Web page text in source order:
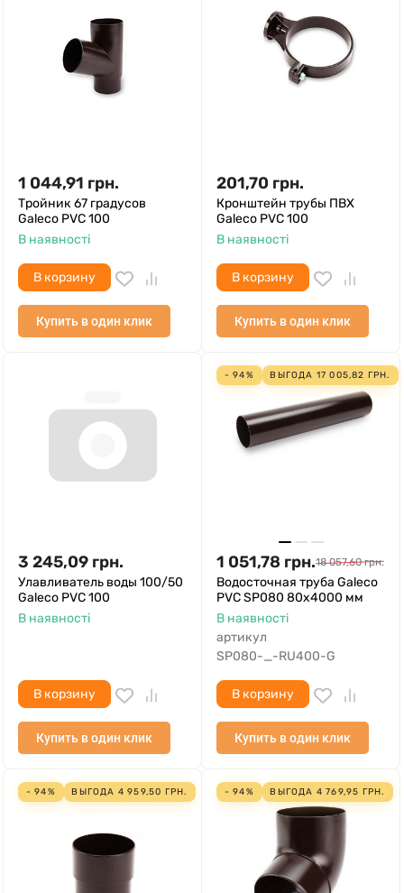
1 044,91 грн.
Тройник 67 градусов
Galeco PVC 100
В наявності
В корзину
Купить в один клик
201,70 грн.
Кронштейн трубы ПВХ
Galeco PVC 100
В наявності
В корзину
Купить в один клик
3 245,09 грн.
Улавливатель воды 100/50
Galeco PVC 100
В наявності
В корзину
Купить в один клик
- 94% ВЫГОДА 17 005,82 ГРН.
1 051,78 грн.18 057,60 грн.
Водосточная труба Galeco
PVC SP080 80х4000 мм
В наявності
артикул
SP080-_-RU400-G
В корзину
Купить в один клик
- 94% ВЫГОДА 4 959,50 ГРН. - 94% ВЫГОДА 4 769,95 ГРН.